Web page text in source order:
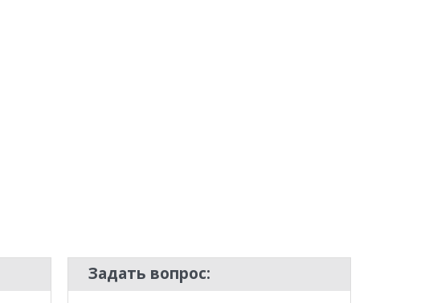
Задать вопрос: